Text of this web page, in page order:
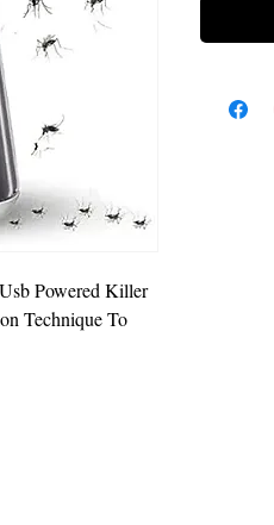
Powered Killer
Technique To